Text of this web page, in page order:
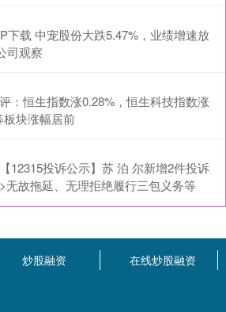
下载 中宠股份大跌5.47%，业绩增速放
司观察
：恒生指数涨0.28%，恒生科技指数涨
板块涨幅居前
12315投诉公示】苏 泊 尔新增2件投诉
无故拖延、无理拒绝履行三包义务等
炒股融资 在线炒股融资